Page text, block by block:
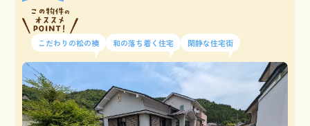
こだわりの松の襖 和の落ち着く住宅 閑静な住宅街